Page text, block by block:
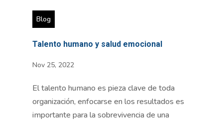
Blog
Talento humano y salud emocional
Nov 25, 2022
El talento humano es pieza clave de toda
organización, enfocarse en los resultados es
importante para la sobrevivencia de una